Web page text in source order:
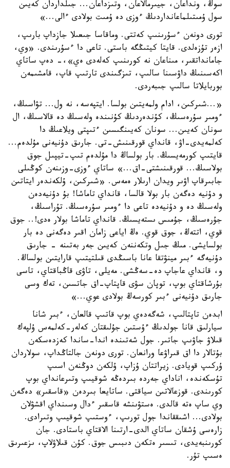
سوڭ، ونداعان، جيىرمالاعان، وتىزداعان... جىلداردان كەيىن
سول ۇمىتىلماعانداردىڭ ءوزى دە ۇمىت بولادى ءالى...»
تورى دونەن ءسۇرىنىپ كەتتى. وماقاسا جىعىلا جازداپ بارىپ،
ازەر تۇزەلدى. قايتا كيتىڭگە باستى. تاعى دا ءسۇرىندى. «وي،
جامانداتقىر، مىناعان نە كورىنىپ كەلەدى ەي»،- دەپ ساتاي
اكەسىنىڭ داۋسىنا سالىپ، تىزگىندى تارتىپ قاپ، قامشىمەن
بوربايلاتا سالىپ جىبەردى.
«...شىركىن، ادام ولمەيتىن بولسا. ايتپەسە، نە ول... تۋاسىڭ،
ءومىر سۇرەسىڭ، كۇندەردىڭ كۇنىندە ولەسىڭ دە قالاسىڭ، ال
سونان كەيىن... سونان كەيىنگىسىن ءتىپتى ويلاعىڭ دا
كەلمەيدى-اۋ، قانداي قورقىنىش-تى. جارىق دۇنيەنى مۇلدەم...
قايتىپ كورمەيسىڭ. بار بولساڭ دا مۇلدەم تىپ-تيپىل جوق
بولاسىڭ... قورقىنىشتى-اق...» ساتاي ءوزى-وزىنەن كوڭىلى
جابىرقاپ اۋىر ويدان ارىلار ەمەس. «شىركىن، ۇلكەندەر ايتاتىن
و دۇنيە دەگەن بار بولا قالسا، قانداي تاماشا! بۇ دۇنيەدەن
ولەسىڭ دە و دۇنيەدە تاعى دا ءومىر سۇرەسىڭ. تۇراسىڭ،
جۇرەسىڭ، جۇمىس ىستەيسىڭ. قانداي تاماشا بولار ەدى!.. جوق
قوي، اتتەڭ، جوق قوي. ەڭ اياعى زامان اقىر دەگەنى دە بار
بولسايشى. مىڭ جىل وتكەننەن كەيىن جەر بەتىنە - جارىق
دۇنيەگە ءبىر مينۋتقا عانا باسىڭدى قىلتيتىپ قارايتىن بولساڭ.
و، قانداي عاجاپ دە-سەڭشى. مەيلى، تاۋى قاڭباقتاي، تاسى
بۇرشاقتاي بوپ، توپان سۋى قاپتاپ-اق جاتسىن، تەك وسى
جارىق دۇنيەنى ءبىر كورسەڭ بولادى عوي...»
ابدەن تاپتالىپ، شەگەدەي بوپ قاتىپ قالعان، ءبىر شانا
سيارلىق قانا جولدىڭ ءۇستىن جۇلىقتان كەلەر-كەلمەس ۇلپەك
قىلاۋ جاۋىپ جاتىر. جول شەتىندە اندا-ساندا كەزدەسكەن
بۇتالار دا اق قىراۋعا ورانعان. تورى دونەن جالتاڭداپ، سولاردان
ۇركىپ قويادى. زيراتتان ۇزاپ، ۇلكەن دوڭنەن اسىپ
تۇسكەندە، اناداي جەردە بىردەڭە شوقيىپ وتىرعانداي بوپ
كورىندى. قوزعالاتىن سياقتى. ساتايعا بىردەن «قاسقىر» دەگەن
وي ساپ ەتە قالدى. ەستۋىنشە قاسقىر ءدال وسىنداي اقشۋلان
بولادى... اشىققاندا جول تورىپ، ءوستىپ شوقيىپ وتىرادى.
زارەسى ۇشقان ساتاي الدى-ارتىنا الاقتاي باستادى. جان
كورىنبەيدى، تىسىر ەتكەن دىبىس جوق. كۇن قىلاۋلاپ، ىزعىرىق
ەسىپ تۇر.